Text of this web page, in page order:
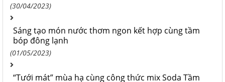
(30/04/2023)
Sáng tạo món nước thơm ngon kết hợp cùng tầm
bóp đông lạnh
(01/05/2023)
“Tưới mát” mùa hạ cùng công thức mix Soda Tầm